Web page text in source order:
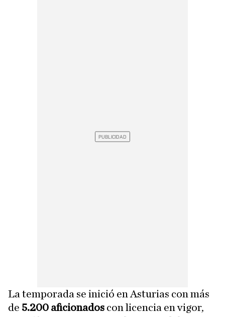
La temporada se inició en Asturias con más
de 5.200 aficionados con licencia en vigor,